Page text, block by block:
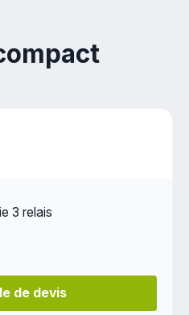
3 relais
de devis